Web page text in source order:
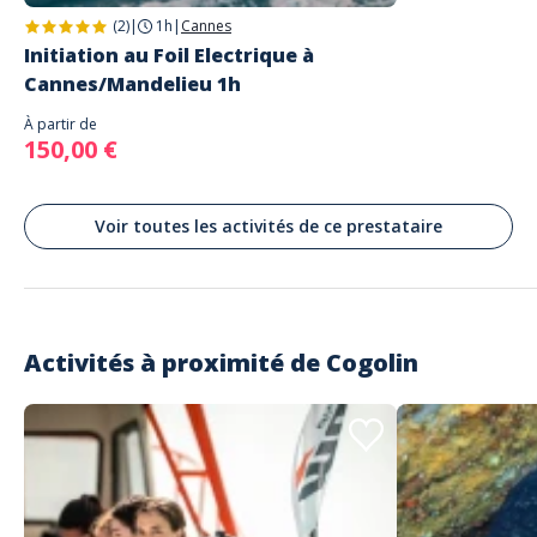
Notre base eFoil sur la plage à côté d'Azur Jet Ski et du port.
(2)| 1h | Cannes
Initiation au Foil Electrique à
Cannes/Mandelieu 1h
À partir de
150,00 €
Voir toutes les activités de ce prestataire
Activités à proximité de Cogolin